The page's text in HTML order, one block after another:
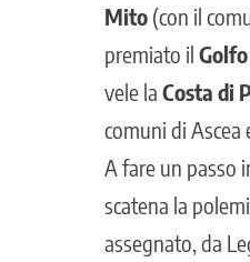
Mito (con il
premiato il
vele la Costa di
comuni di Ascea
A fare un passo
scatena la
assegnato, da